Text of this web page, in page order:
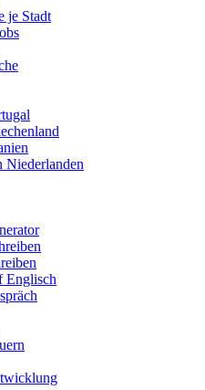
je Stadt
Niederlanden
Englisch